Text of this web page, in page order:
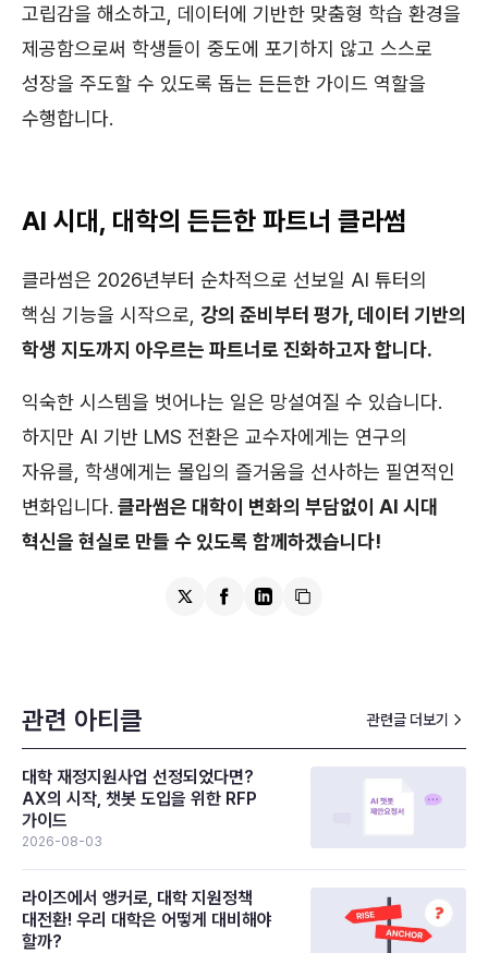
고립감을 해소하고, 데이터에 기반한 맞춤형 학습 환경을
제공함으로써 학생들이 중도에 포기하지 않고 스스로
성장을 주도할 수 있도록 돕는 든든한 가이드 역할을
수행합니다.
AI 시대, 대학의 든든한 파트너 클라썸
클라썸은 2026년부터 순차적으로 선보일 AI 튜터의
핵심 기능을 시작으로, 강의 준비부터 평가, 데이터 기반의
학생 지도까지 아우르는 파트너로 진화하고자 합니다.
익숙한 시스템을 벗어나는 일은 망설여질 수 있습니다.
하지만 AI 기반 LMS 전환은 교수자에게는 연구의
자유를, 학생에게는 몰입의 즐거움을 선사하는 필연적인
변화입니다. 클라썸은 대학이 변화의 부담없이 AI 시대
혁신을 현실로 만들 수 있도록 함께하겠습니다!
관련 아티클 관련글 더보기
대학 재정지원사업 선정되었다면?
AX의 시작, 챗봇 도입을 위한 RFP
가이드
2026-08-03
라이즈에서 앵커로, 대학 지원정책
대전환! 우리 대학은 어떻게 대비해야
할까?